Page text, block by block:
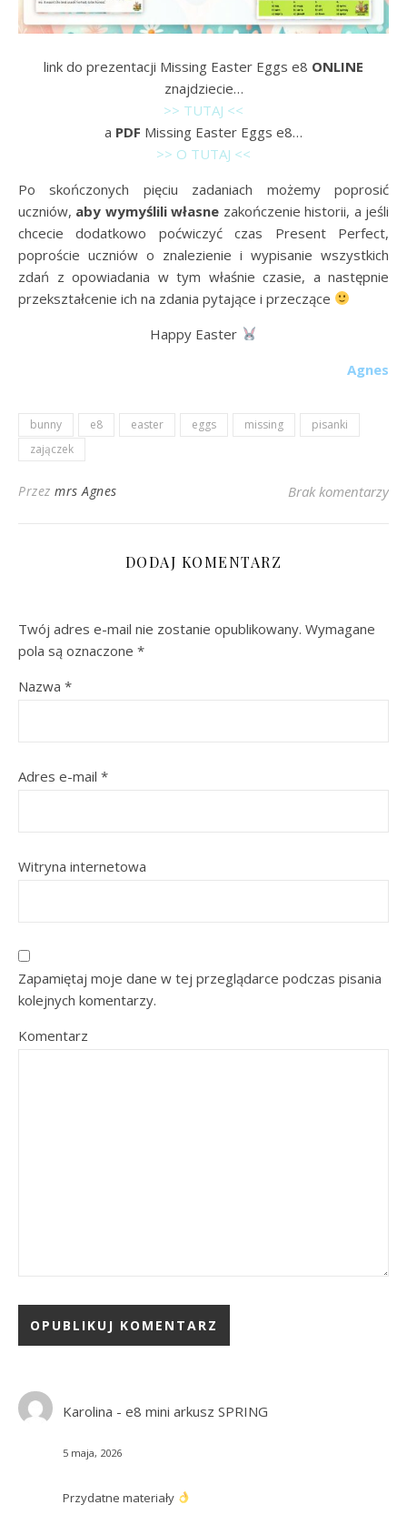
link do prezentacji Missing Easter Eggs e8 ONLINE
znajdziecie…
>> TUTAJ <<
a PDF Missing Easter Eggs e8…
>> O TUTAJ <<
Po skończonych pięciu zadaniach możemy poprosić
uczniów, aby wymyślili własne zakończenie historii, a jeśli
chcecie dodatkowo poćwiczyć czas Present Perfect,
poproście uczniów o znalezienie i wypisanie wszystkich
zdań z opowiadania w tym właśnie czasie, a następnie
przekształcenie ich na zdania pytające i przeczące
Happy Easter
Agnes
bunny e8 easter eggs missing
pisanki
zajączek
Przez mrs Agnes Brak komentarzy
DODAJ KOMENTARZ
Twój adres e-mail nie zostanie opublikowany. Wymagane
pola są oznaczone *
Nazwa *
Adres e-mail *
Witryna internetowa
Zapamiętaj moje dane w tej przeglądarce podczas pisania
kolejnych komentarzy.
Komentarz
Karolina - e8 mini arkusz SPRING
5 maja, 2026
Przydatne materiały